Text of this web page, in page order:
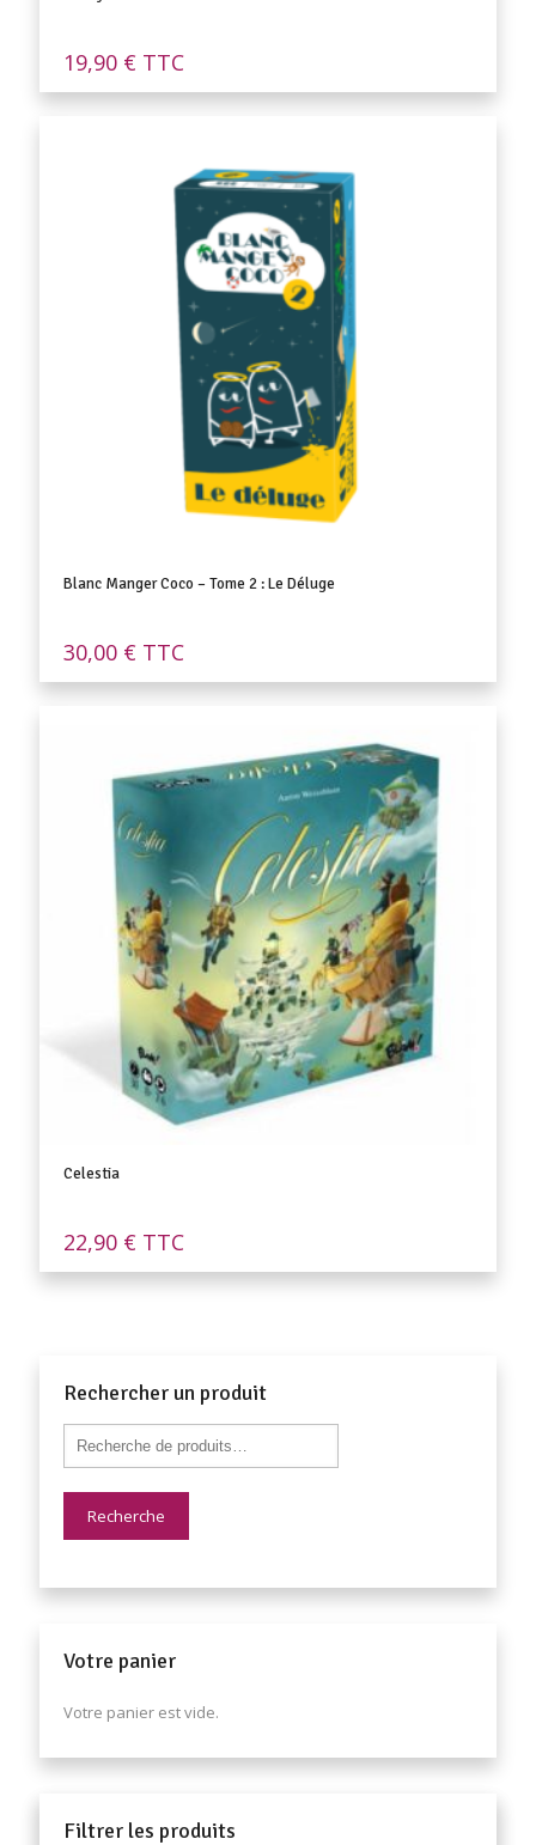
19,90 € TTC
Blanc Manger Coco – Tome 2 : Le Déluge
30,00 € TTC
Celestia
22,90 € TTC
Rechercher un produit
Recherche
Votre panier
Votre panier est vide.
Filtrer les produits